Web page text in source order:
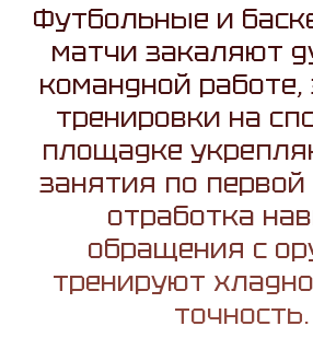
Футбольные и
матчи закаляют
командной работе,
тренировки на
площадке
занятия по
отработка
обращения с
тренируют
точность.